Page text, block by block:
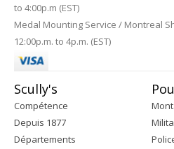
to 4:00p.m (EST)
Medal Mounting Service / Montreal
12:00p.m. to 4p.m. (EST)
Scully's
Compétence
Depuis 1877
Départements